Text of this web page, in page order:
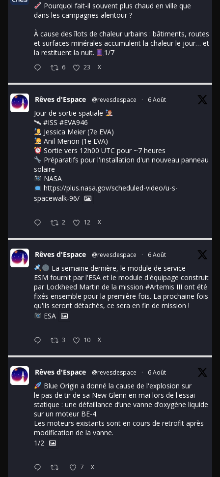
Pourquoi fait-il souvent plus chaud en ville que
dans les campagnes alentour ?
À cause des îlots de chaleur urbains : bâtiments, routes
et surfaces minérales accumulent la chaleur le jour… et
la restituent la nuit.
1/7
6 23 X
Rêves d'Espace @revesdespace · 6 Août
Jour de sortie spatiale
🛰 #ISS #EVA946
Jessica Meier (7e EVA)
Anil Menon (1e EVA)
Sortie vers 12h00 UTC pour ~7 heures
Préparatifs pour l'installation d'un nouveau panneau
solaire
NASA
https://plus.nasa.gov/scheduled-video/u-s-
spacewalk-96/
2 12 X
Rêves d'Espace @revesdespace · 6 Août
La semaine dernière, le module de service
ESM fournit par l'ESA et le module d'équipage construit
par Lockheed Martin de la mission #Artemis III ont été
fixés ensemble pour la première fois. La prochaine fois
qu'ils seront détachés, ce sera en fin de mission !
ESA
3 10 X
Rêves d'Espace @revesdespace · 6 Août
Blue Origin a donné la cause de l'explosion sur
le pas de tir de sa New Glenn en mai lors de l'essai
statique : une défaillance d’une vanne d’oxygène liquide
sur un moteur BE-4.
Les moteurs existants sont en cours de retrofit après
modification de la vanne.
1/2
7 X